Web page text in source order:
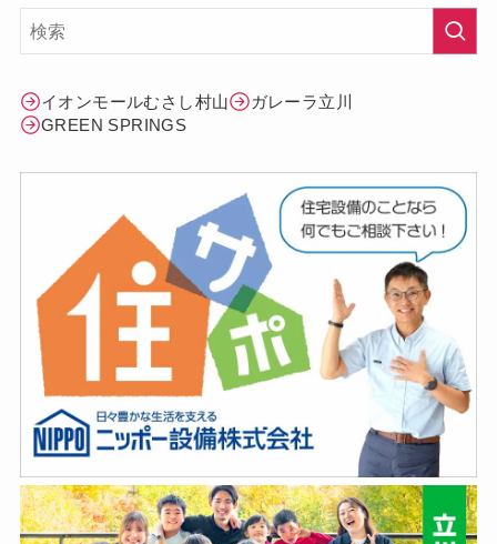
イオンモールむさし村山
ガレーラ立川
GREEN SPRINGS